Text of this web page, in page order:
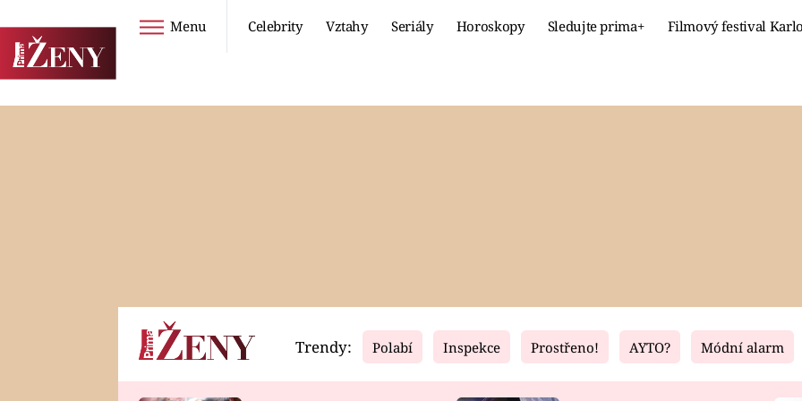
Menu Celebrity Vztahy Seriály Horoskopy Sledujte prima+ Filmový festival
Horoskopy Video Fresh Living
Trendy: Polabí Inspekce Prostřeno! AYTO? Módní alarm